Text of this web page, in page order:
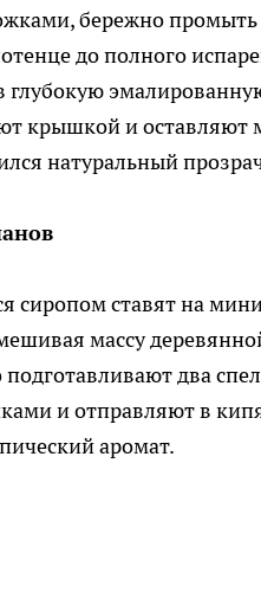
бережно
до полного
крышкой и оставляют
натуральный
сиропом ставят на
массу
два
и отправляют в
аромат.